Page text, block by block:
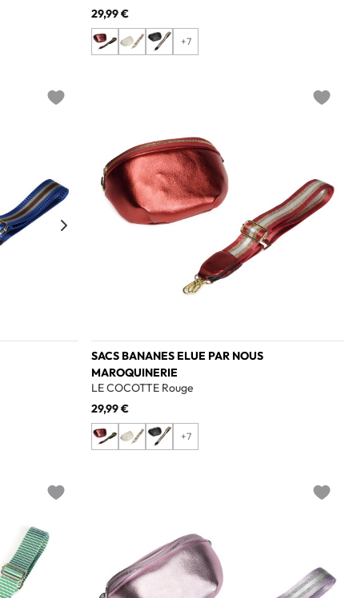
29,99 €
+7
SACS BANANES ELUE PAR NOUS
MAROQUINERIE
LE COCOTTE Rouge
29,99 €
+7